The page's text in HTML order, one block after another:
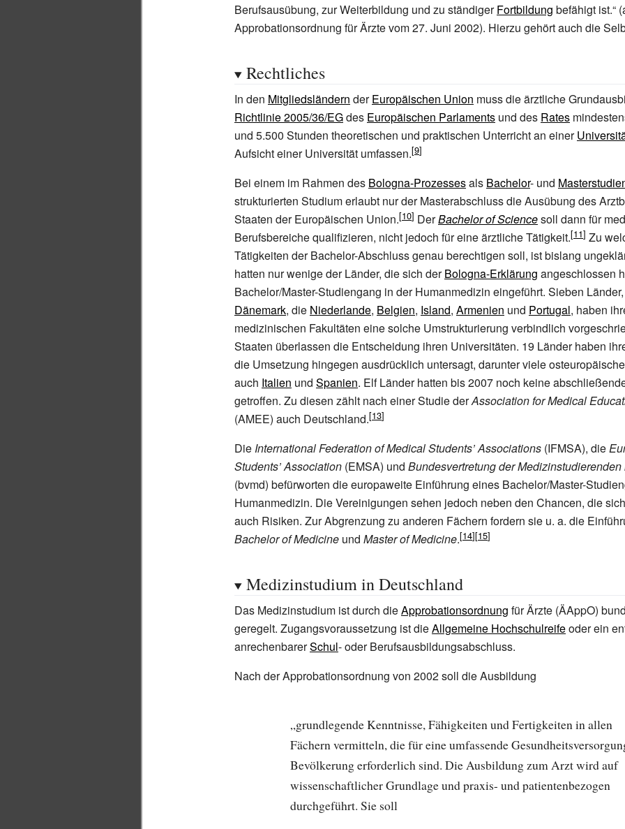
Berufsausübung, zur Weiterbildung und zu ständigerFortbildung befähigt ist.“
Approbationsordnung für Ärzte vom 27. Juni 2002). Hierzu gehört auch die
Rechtliches
In den Mitgliedsländern derEuropäischen Union muss die ärztliche
Richtlinie 2005/36/EGdes Europäischen Parlaments und des Rates
und 5.500 Stunden theoretischen und praktischen Unterricht an einer
Aufsicht einer Universität umfassen.
Bei einem im Rahmen des Bologna-Prozessesals Bachelor- und
strukturierten Studium erlaubt nur der Masterabschluss die Ausübung des
Staaten der Europäischen Union.
DerBachelor of Sciencesoll dann für
Berufsbereiche qualifizieren, nicht jedoch für eine ärztliche Tätigkeit.
Zu
Tätigkeiten der Bachelor-Abschluss genau berechtigen soll, ist bislang
hatten nur wenige der Länder, die sich derBologna-Erklärung angeschlossen
Bachelor/Master-Studiengang in der Humanmedizin eingeführt. Sieben
Dänemark, die Niederlande, Belgien, Island, Armenien und Portugal, haben
medizinischen Fakultäten eine solche Umstrukturierung verbindlich
Staaten überlassen die Entscheidung ihren Universitäten. 19 Länder haben
die Umsetzung hingegen ausdrücklich untersagt, darunter viele
auch Italien und Spanien. Elf Länder hatten bis 2007 noch keine
getroffen. Zu diesen zählt nach einer Studie derAssociation for Medical
(AMEE) auch Deutschland.
Die International Federation of Medical Students’ Associations (IFMSA), die
Students’ Association (EMSA) und Bundesvertretung der
(bvmd) befürworten die europaweite Einführung eines Bachelor/Master-
Humanmedizin. Die Vereinigungen sehen jedoch neben den Chancen, die
auch Risiken. Zur Abgrenzung zu anderen Fächern fordern sie u. a. die
Bachelor of Medicine und Master of Medicine.
Medizinstudium in Deutschland
Das Medizinstudium ist durch dieApprobationsordnung für Ärzte (ÄAppO)
geregelt. Zugangsvoraussetzung ist dieAllgemeine Hochschulreifeoder ein
anrechenbarerSchul- oder Berufsausbildungsabschluss.
Nach der Approbationsordnung von 2002 soll die Ausbildung
„grundlegende Kenntnisse, Fähigkeiten und Fertigkeiten in allen
Fächern vermitteln, die für eine umfassende
Bevölkerung erforderlich sind. Die Ausbildung zum Arzt wird auf
wissenschaftlicher Grundlage und praxis- und patientenbezogen
durchgeführt. Sie soll